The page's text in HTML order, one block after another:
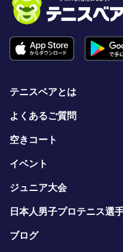
テニスベアとは
よくあるご質問
空きコート
イベント
ジュニア大会
日本人男子プロテニス選
ブログ